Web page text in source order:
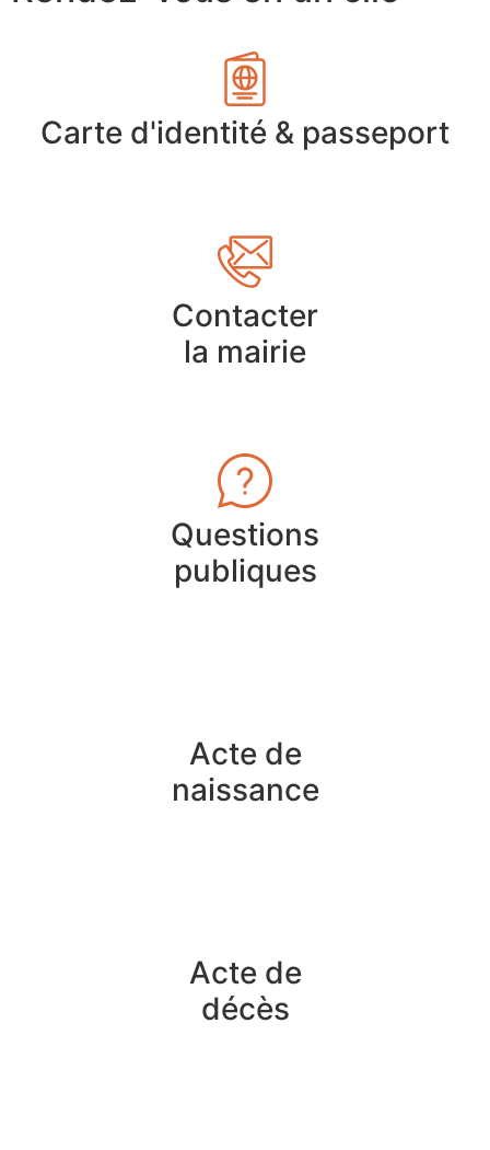
Carte d'identité & passeport
Contacter
la mairie
Questions
publiques
Acte de
naissance
Acte de
décès